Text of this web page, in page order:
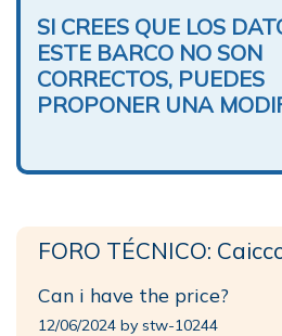
SI CREES QUE LOS
ESTE BARCO NO SON
CORRECTOS, PUEDES
PROPONER UNA
FORO TÉCNICO:
Can i have the price?
12/06/2024 by stw-10244